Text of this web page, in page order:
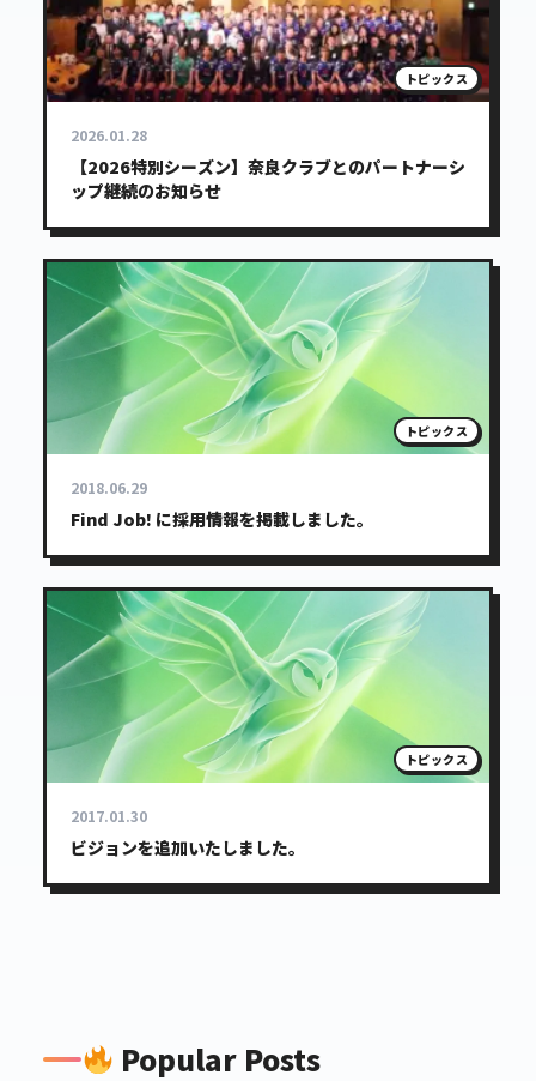
トピックス
2026.01.28
【2026特別シーズン】奈良クラブとのパートナーシ
ップ継続のお知らせ
トピックス
2018.06.29
Find Job! に採用情報を掲載しました。
トピックス
2017.01.30
ビジョンを追加いたしました。
Popular Posts